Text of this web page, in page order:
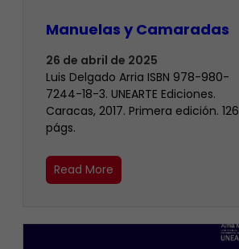
Manuelas y Camaradas
26 de abril de 2025
Luis Delgado Arria ISBN 978-980-
7244-18-3. UNEARTE Ediciones.
Caracas, 2017. Primera edición. 126
págs.
Read More